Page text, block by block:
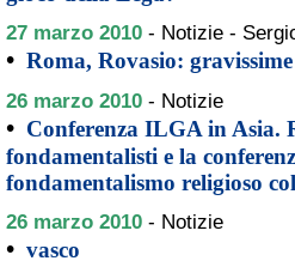
27 marzo 2010 - Notizie -
• Roma, Rovasio:
26 marzo 2010 - Notizie
• Conferenza ILGA in Asia.
fondamentalisti e la
fondamentalismo religioso
26 marzo 2010 - Notizie
• vasco